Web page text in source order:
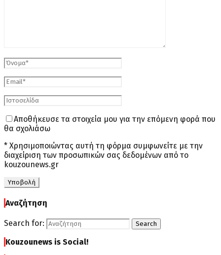
Αποθήκευσε τα στοιχεία μου για την επόμενη φορά που
θα σχολιάσω
* Χρησιμοποιώντας αυτή τη φόρμα συμφωνείτε με την
διαχείριση των προσωπικών σας δεδομένων από το
kouzounews.gr
Αναζήτηση
Search for: Search
Kouzounews is Social!